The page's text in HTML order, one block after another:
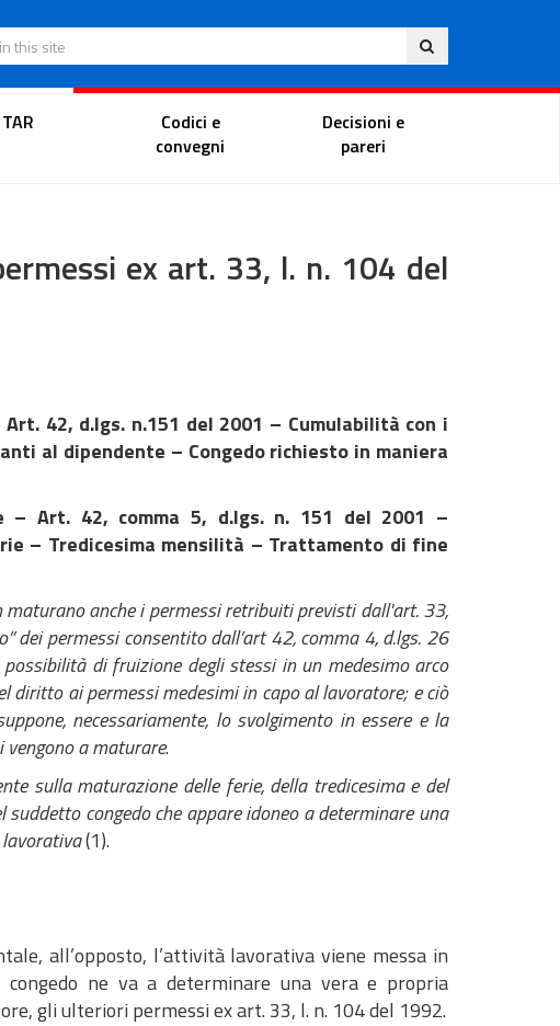
Eng
this site
Magistrate Portal
TAR
Codici e
convegni
Decisioni e
pareri
ex art. 33, l. n. 104 del
42, d.lgs. n.151 del 2001 – Cumulabilità con i
al dipendente – Congedo richiesto in maniera
– Art. 42, comma 5, d.lgs. n. 151 del 2001 –
– Tredicesima mensilità – Trattamento di fine
anche i permessi retribuiti previsti dall'art. 33,
dei permessi consentito dall’art 42, comma 4, d.lgs. 26
di fruizione degli stessi in un medesimo arco
diritto ai permessi medesimi in capo al lavoratore; e ciò
necessariamente, lo svolgimento in essere e la
a maturare.
sulla maturazione delle ferie, della tredicesima e del
congedo che appare idoneo a determinare una
lavorativa(1).
all’opposto, l’attività lavorativa viene messa in
ne va a determinare una vera e propria
gli ulteriori permessi ex art. 33, l. n. 104 del 1992.